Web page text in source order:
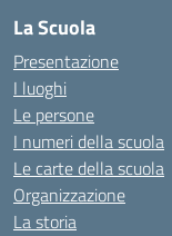
La Scuola
Presentazione
I luoghi
Le persone
I numeri della scuola
Le carte della scuola
Organizzazione
La storia